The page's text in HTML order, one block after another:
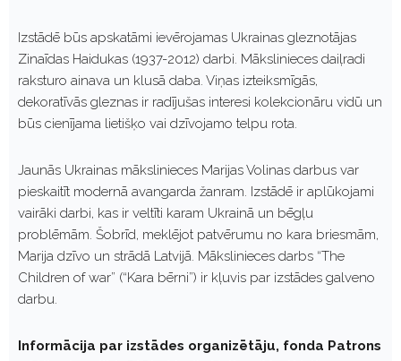
Izstādē būs apskatāmi ievērojamas Ukrainas gleznotājas
Zinaīdas Haidukas (1937-2012) darbi. Mākslinieces daiļradi
raksturo ainava un klusā daba. Viņas izteiksmīgās,
dekoratīvās gleznas ir radījušas interesi kolekcionāru vidū un
būs cienījama lietišķo vai dzīvojamo telpu rota.
Jaunās Ukrainas mākslinieces Marijas Volinas darbus var
pieskaitīt modernā avangarda žanram. Izstādē ir aplūkojami
vairāki darbi, kas ir veltīti karam Ukrainā un bēgļu
problēmām. Šobrīd, meklējot patvērumu no kara briesmām,
Marija dzīvo un strādā Latvijā. Mākslinieces darbs “The
Children of war” (“Kara bērni”) ir kļuvis par izstādes galveno
darbu.
Informācija par izstādes organizētāju, fonda Patrons